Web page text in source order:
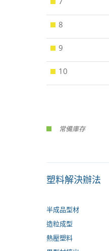
8
9
10
常備庫存
塑料解決辦法
半成品型材
造粒成型
熱壓塑料